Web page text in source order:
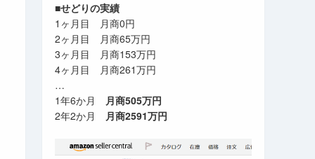
■せどりの実績
1ヶ月目 月商0円
2ヶ月目 月商65万円
3ヶ月目 月商153万円
4ヶ月目 月商261万円
…
1年6か月 月商505万円
2年2か月 月商2591万円